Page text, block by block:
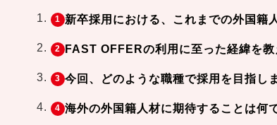
新卒採用における、これまでの外国籍
FAST OFFERの利用に至った経緯を教
今回、どのような職種で採用を目指し
海外の外国籍人材に期待することは何